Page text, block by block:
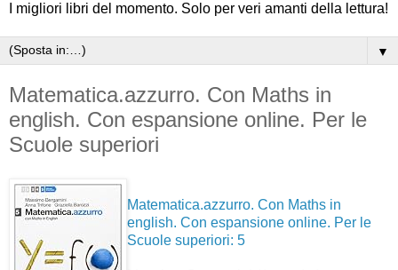
I migliori libri del momento. Solo per veri amanti della lettura!
▼
Matematica.azzurro. Con Maths in
english. Con espansione online. Per le
Scuole superiori
Matematica.azzurro. Con Maths in
english. Con espansione online. Per le
Scuole superiori: 5